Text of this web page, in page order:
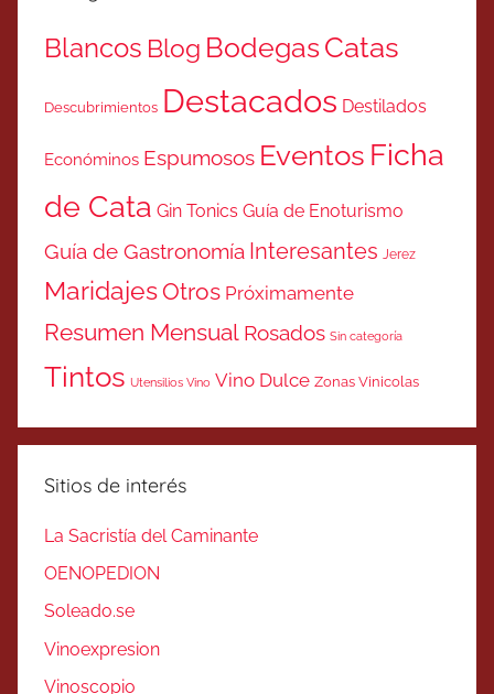
Blancos Blog BodegasCatas
Descubrimientos Destacados Destilados
Económinos Espumosos Eventos Ficha
de Cata Gin Tonics Guía de Enoturismo
Guía de Gastronomía Interesantes Jerez
MaridajesOtros Próximamente
Resumen Mensual Rosados Sin categoría
Tintos Utensilios Vino Vino Dulce Zonas Vinicolas
Sitios de interés
La Sacristía del Caminante
OENOPEDION
Soleado.se
Vinoexpresion
Vinoscopio